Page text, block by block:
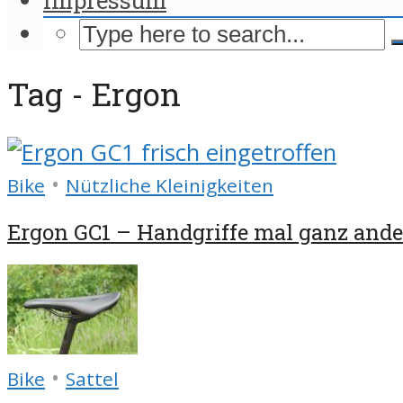
Tag - Ergon
Bike • Nützliche Kleinigkeiten
Ergon GC1 – Handgriffe mal ganz
Bike • Sattel